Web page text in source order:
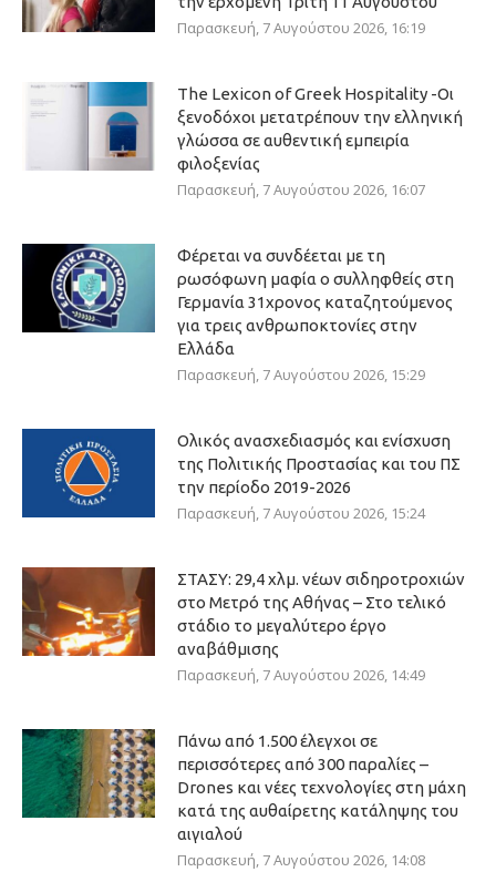
Παρασκευή, 7 Αυγούστου 2026, 16:19
The Lexicon of Greek Hospitality -Οι
ξενοδόχοι μετατρέπουν την ελληνική
γλώσσα σε αυθεντική εμπειρία
φιλοξενίας
Παρασκευή, 7 Αυγούστου 2026, 16:07
Φέρεται να συνδέεται με τη
ρωσόφωνη μαφία ο συλληφθείς στη
Γερμανία 31χρονος καταζητούμενος
για τρεις ανθρωποκτονίες στην
Ελλάδα
Παρασκευή, 7 Αυγούστου 2026, 15:29
Ολικός ανασχεδιασμός και ενίσχυση
της Πολιτικής Προστασίας και του ΠΣ
την περίοδο 2019-2026
Παρασκευή, 7 Αυγούστου 2026, 15:24
ΣΤΑΣΥ: 29,4 χλμ. νέων σιδηροτροχιών
στο Μετρό της Αθήνας – Στο τελικό
στάδιο το μεγαλύτερο έργο
αναβάθμισης
Παρασκευή, 7 Αυγούστου 2026, 14:49
Πάνω από 1.500 έλεγχοι σε
περισσότερες από 300 παραλίες –
Drones και νέες τεχνολογίες στη μάχη
κατά της αυθαίρετης κατάληψης του
αιγιαλού
Παρασκευή, 7 Αυγούστου 2026, 14:08